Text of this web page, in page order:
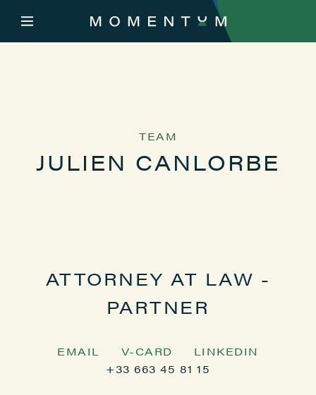
TEAM
JULIEN CANLORBE
ATTORNEY AT LAW -
PARTNER
EMAIL V-CARD
LINKEDIN
+33 663 45 81 15